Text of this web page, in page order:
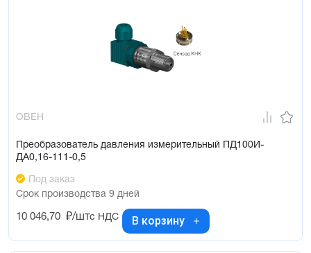
ОВЕН
Преобразователь давления измерительный ПД100И-
ДА0,16-111-0,5
Под заказ
Срок производства 9 дней
10 046,70 ₽/штс НДС В корзину